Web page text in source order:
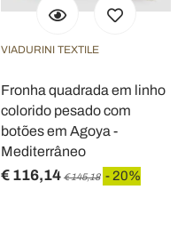
VIADURINI TEXTILE
Fronha quadrada em linho
colorido pesado com
botões em Agoya -
Mediterrâneo
€ 116,14 € 145,18 - 20%